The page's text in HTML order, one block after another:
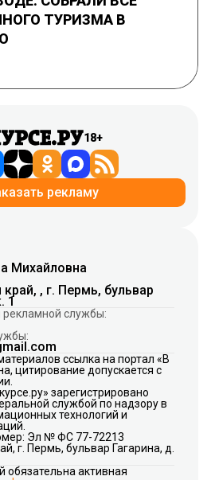
ТУРИЗМА В
18+
рекламу
Михайловна
, г. Пермь, бульвар
1
службы:
ссылка на портал «В
цитирование допускается с
зарегистрировано
службой по надзору в
технологий и
Эл № ФС 77-72213
г. Пермь, бульвар Гагарина, д.
обязательна активная